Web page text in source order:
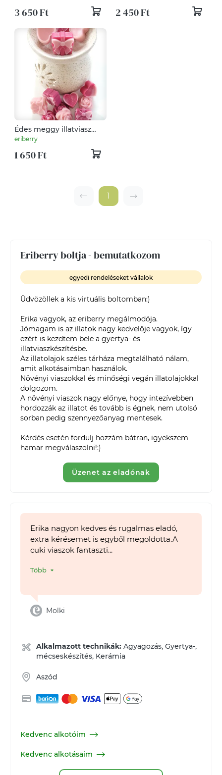
Eriberry boltja - bemutatkozom
egyedi rendeléseket vállalok
Üdvözöllek a kis virtuális boltomban:)
Erika vagyok, az eriberry megálmodója.
Jómagam is az illatok nagy kedvelője vagyok, így
ezért is kezdtem bele a gyertya- és
illatviaszkészítésbe.
Az illatolajok széles tárháza megtalálható nálam,
amit alkotásaimban használok.
Növényi viaszokkal és minőségi vegán illatolajokkal
dolgozom.
A növényi viaszok nagy előnye, hogy intezívebben
hordozzák az illatot és tovább is égnek, nem utolsó
sorban pedig szennyezőanyag mentesek.
Kérdés esetén fordulj hozzám bátran, igyekszem
hamar megválaszolni!:)
Üzenet az eladónak
Erika nagyon kedves és rugalmas eladó,
extra kérésemet is egyből megoldotta.A
cuki viaszok fantaszti...
Több
Molki
Alkalmazott technikák: Agyagozás, Gyertya-,
mécseskészítés, Kerámia
Aszód
Kedvenc alkotóim
Kedvenc alkotásaim
3 650 Ft 2 450 Ft
Édes meggy illatviasz
válogatás
eriberry
1 650 Ft
1